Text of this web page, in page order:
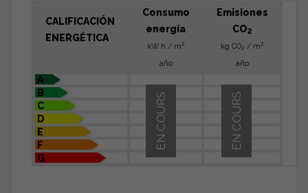
CALIFICACIÓN
ENERGÉTICA
Consumo
energía
kW h / m2
año
Emisiones
CO2
kg CO2 / m2
año
A
B
C
D
E
F
G
EN COURS
EN COURS